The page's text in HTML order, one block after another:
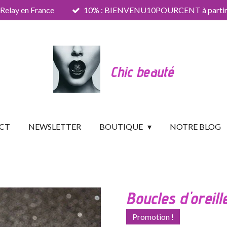
en France 10% : BIENVENU10POURCENT à
Chic beauté
NEWSLETTER BOUTIQUE NOTRE BLOG
Boucles
Promotion !